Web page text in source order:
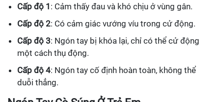
Cấp độ 1 : Cảm thấy đau và khó chịu ở vùng gân.
Cấp độ 2: Có cảm giác vướng víu trong cử động.
Cấp độ 3: Ngón tay bị khóa lại, chỉ có thể cử động
một cách thụ động.
Cấp độ 4: Ngón tay cố định hoàn toàn, không thể
duỗi thẳng.